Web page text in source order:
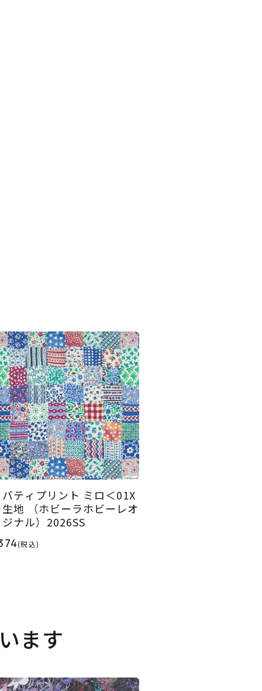
バティプリント ミロ＜01X
生地 （ホビーラホビーレオ
ジナル）2026SS
(税込)
ます